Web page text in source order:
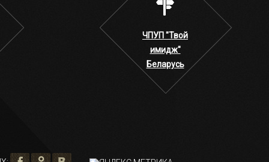
ЧПУП "Твой
имидж"
Беларусь